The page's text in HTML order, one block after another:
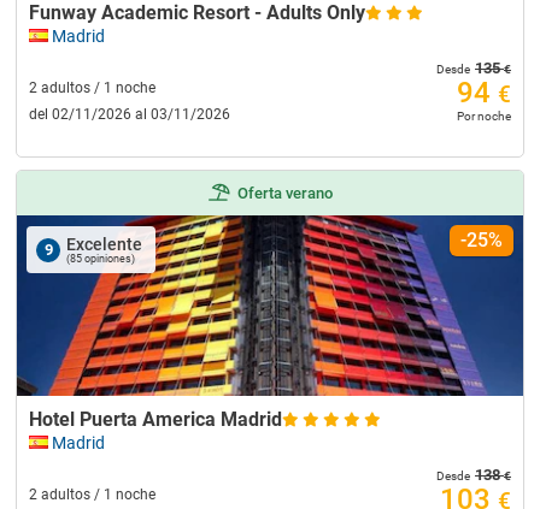
Funway Academic Resort - Adults Only
Madrid
2 adultos / 1 noche
del 02/11/2026 al 03/11/2026
Desde 135€
94 €
Por noche
Oferta verano
9 Excelente
(85 opiniones)
Hotel Puerta America Madrid
Madrid
2 adultos / 1 noche
-25%
Desde 138€
103 €